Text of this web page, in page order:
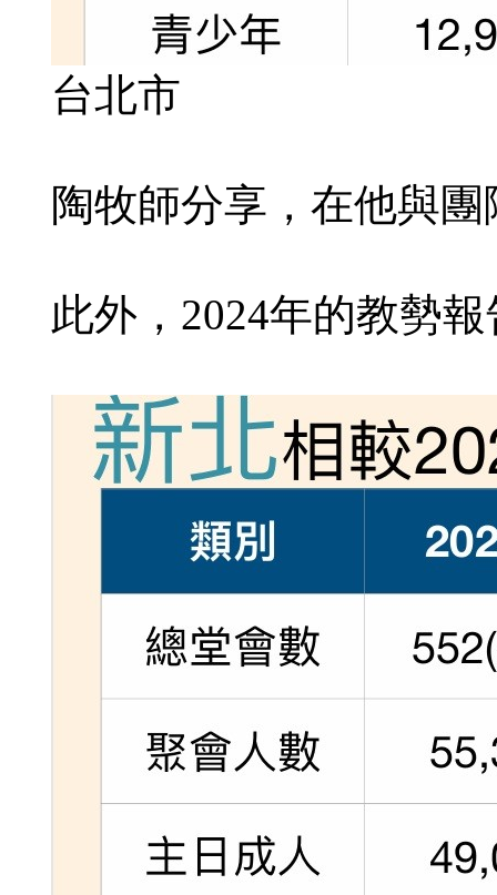
台北市
陶牧師分享，在他與
此外，2024年的教勢